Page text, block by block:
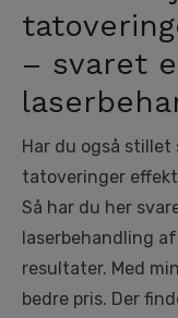
– svaret
Har du også stillet
tatoveringer
Så har du her
laserbehandling
resultater. Med
bedre pris. Der